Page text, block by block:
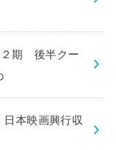
２期 後半クー
本映画興行収